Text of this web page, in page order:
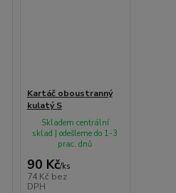
Kartáč oboustranný
kulatý S
90 Kč/ks
74 Kč bez
DPH
Skladem centrální
sklad | odešleme do 1-3
prac. dnů